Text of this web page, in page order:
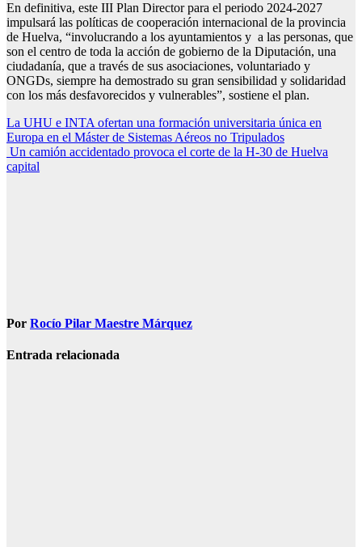
En definitiva, este III Plan Director para el periodo 2024-2027
impulsará las políticas de cooperación internacional de la provincia
de Huelva, “involucrando a los ayuntamientos y a las personas, que
son el centro de toda la acción de gobierno de la Diputación, una
ciudadanía, que a través de sus asociaciones, voluntariado y
ONGDs, siempre ha demostrado su gran sensibilidad y solidaridad
con los más desfavorecidos y vulnerables”, sostiene el plan.
Navegación
de
entradas
La UHU e INTA ofertan una formación universitaria única en
Europa en el Máster de Sistemas Aéreos no Tripulados
Un camión accidentado provoca el corte de la H-30 de Huelva
capital
Por Rocío Pilar Maestre Márquez
Entrada relacionada